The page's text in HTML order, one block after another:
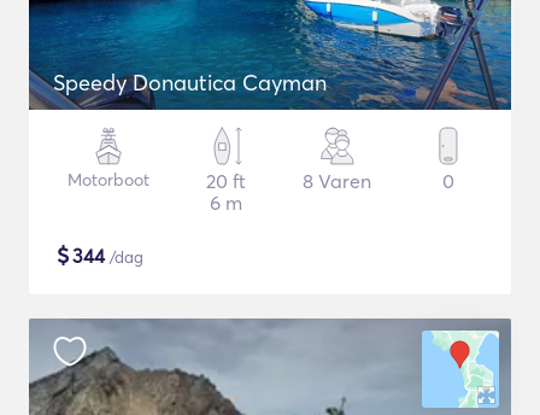
Speedy Donautica Cayman
Motorboot
20 ft
6 m
8 Varen 0
$344/dag